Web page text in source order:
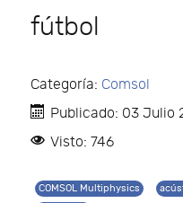
fútbol
Categoría: Comsol
Publicado: 03 Julio
Visto: 746
COMSOL Multiphysics